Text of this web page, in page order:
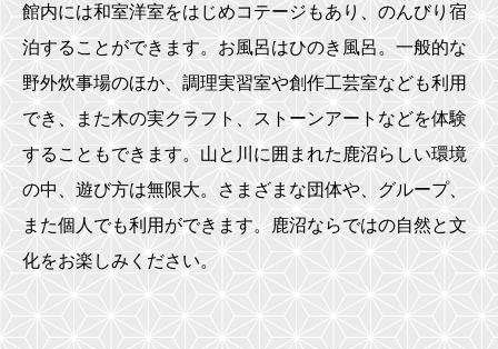
館内には和室洋室をはじめコテージもあり、のんびり宿
泊することができます。お風呂はひのき風呂。一般的な
野外炊事場のほか、調理実習室や創作工芸室なども利用
でき、また木の実クラフト、ストーンアートなどを体験
することもできます。山と川に囲まれた鹿沼らしい環境
の中、遊び方は無限大。さまざまな団体や、グループ、
また個人でも利用ができます。鹿沼ならではの自然と文
化をお楽しみください。